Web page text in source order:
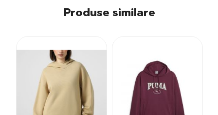
Produse similare